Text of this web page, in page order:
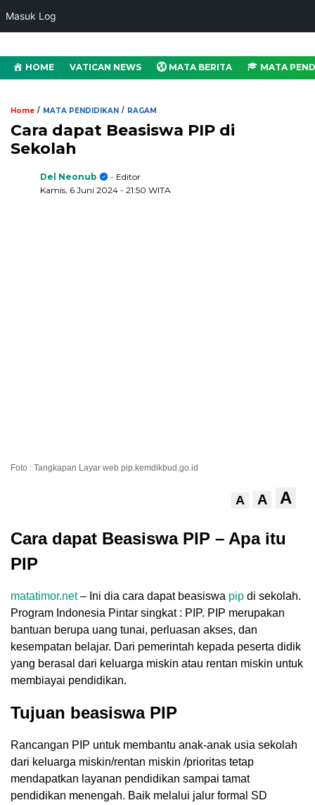
Masuk Log
HOME VATICAN NEWS MATA BERITA MATA
Home / MATA PENDIDIKAN / RAGAM
Cara dapat Beasiswa PIP di
Sekolah
Del Neonub
- Editor
Kamis, 6 Juni 2024 - 21:50 WITA
Foto : Tangkapan Layar web pip.kemdikbud.go.id
A A A
Cara dapat Beasiswa PIP – Apa itu
PIP
matatimor.net– Ini dia cara dapat beasiswa pip di sekolah.
Program Indonesia Pintar singkat : PIP. PIP merupakan
bantuan berupa uang tunai, perluasan akses, dan
kesempatan belajar. Dari pemerintah kepada peserta didik
yang berasal dari keluarga miskin atau rentan miskin untuk
membiayai pendidikan.
Tujuan beasiswa PIP
Rancangan PIP untuk membantu anak-anak usia sekolah
dari keluarga miskin/rentan miskin /prioritas tetap
mendapatkan layanan pendidikan sampai tamat
pendidikan menengah. Baik melalui jalur formal SD